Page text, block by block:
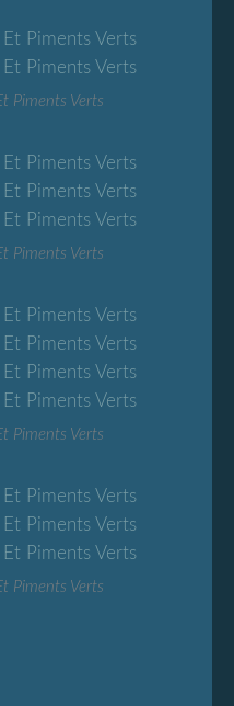
Piments Verts
Piments Verts
Piments Verts
Piments Verts